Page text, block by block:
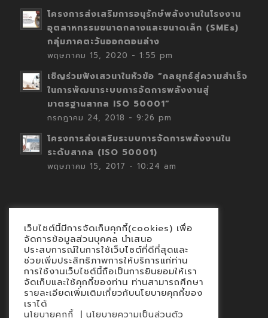
โครงการส่งเสริมการอนุรักษ์พลังงานในโรงงาน
อุตสาหกรรมขนาดกลางและขนาดเล็ก (SMEs)
กลุ่มภาคตะวันออกตอนล่าง
พฤษภาคม 15, 2020 - 1:55 pm
เชิญร่วมฟังเสวนาในหัวข้อ “กลยุทธ์สู่ความสำเร็จ
ในการพัฒนาระบบการจัดการพลังงานสู่
มาตรฐานสากล ISO 50001”
กรกฎาคม 24, 2018 - 9:26 pm
โครงการส่งเสริมระบบการจัดการพลังงานใน
ระดับสากล (ISO 50001)
พฤษภาคม 15, 2017 - 10:24 am
Contact
นโยบายคุกกี้
นโยบายข้อมูลส่วนบุคคล
เว็บไซต์นี้มีการจัดเก็บคุกกี้(cookies) เพื่อ
จัดการข้อมูลส่วนบุคคล นำเสนอ
ประสบการณ์ในการใช้เว็บไซต์ที่ดีที่สุดและ
ช่วยเพิ่มประสิทธิภาพการให้บริการแก่ท่าน
การใช้งานเว็บไซต์นี้ถือเป็นการยินยอมให้เรา
จัดเก็บและใช้คุกกี้ของท่าน ท่านสามารถศึกษา
รายละเอียดเพิ่มเติมเกี่ยวกับนโยบายคุกกี้ของ
เราได้
นโยบายคุกกี้ | นโยบายความเป็นส่วนตัว